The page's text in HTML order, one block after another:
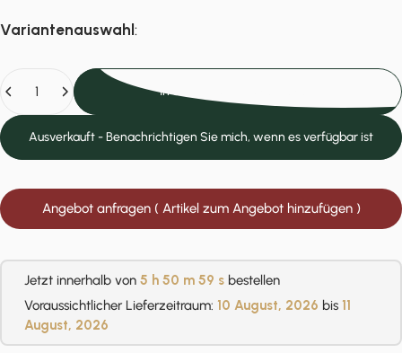
Variantenauswahl :
In den Einkaufswagen legen
Ausverkauft - Benachrichtigen Sie mich, wenn es verfügbar ist
Angebot anfragen ( Artikel zum Angebot hinzufügen )
Jetzt innerhalb von 5 h 50 m 58 s bestellen
Voraussichtlicher Lieferzeitraum: 10 August, 2026 bis 11
August, 2026